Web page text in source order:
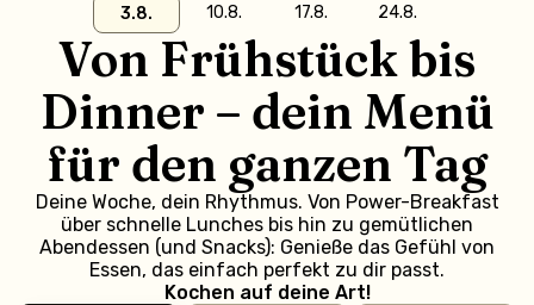
3.8.
10.8. 17.8. 24.8.
Von Frühstück bis
Dinner – dein Menü
für den ganzen Tag
Deine Woche, dein Rhythmus. Von Power-Breakfast
über schnelle Lunches bis hin zu gemütlichen
Abendessen (und Snacks): Genieße das Gefühl von
Essen, das einfach perfekt zu dir passt.
Kochen auf deine Art!